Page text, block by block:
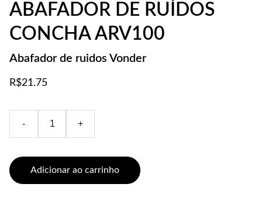
ABAFADOR DE RUÍDOS
CONCHA ARV100
Abafador de ruidos Vonder
R$21.75
- +
Adicionar ao carrinho